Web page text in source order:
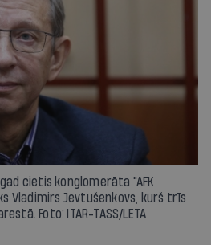
cietis konglomerāta "AFK
Vladimirs Jevtušenkovs, kurš trīs
Foto: ITAR-TASS/LETA